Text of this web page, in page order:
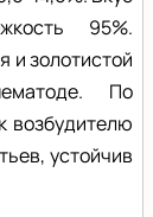
95%.
и золотистой
По
возбудителю
устойчив